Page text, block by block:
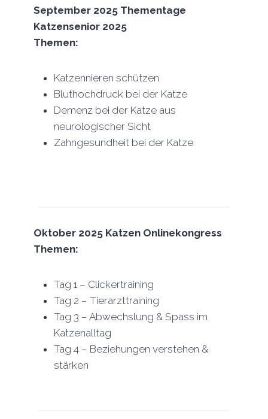
September 2025 Thementage
Katzensenior 2025
Themen:
Katzennieren schützen
Bluthochdruck bei der Katze
Demenz bei der Katze aus
neurologischer Sicht
Zahngesundheit bei der Katze
Oktober 2025 Katzen Onlinekongress
Themen:
Tag 1 – Clickertraining
Tag 2 – Tierarzttraining
Tag 3 – Abwechslung & Spass im
Katzenalltag
Tag 4 – Beziehungen verstehen &
stärken